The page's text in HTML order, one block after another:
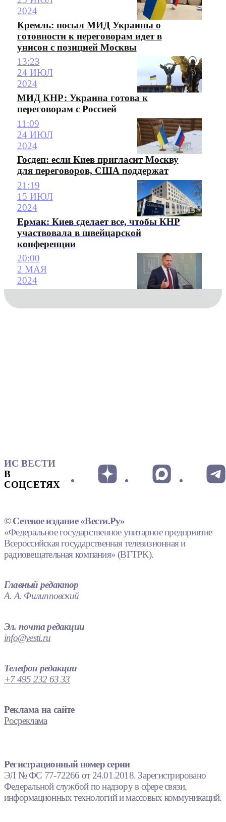
2024
Кремль: посыл МИД Украины о
готовности к переговорам идет в
унисон с позицией Москвы
13:23
24 ИЮЛ
2024
МИД КНР: Украина готова к
переговорам с Россией
11:09
24 ИЮЛ
2024
Госдеп: если Киев пригласит Москву
для переговоров, США поддержат
21:19
15 ИЮЛ
2024
Ермак: Киев сделает все, чтобы КНР
участвовала в швейцарской
конференции
20:00
2 МАЯ
2024
ИС ВЕСТИ
В
СОЦСЕТЯХ
© Сетевое издание «Вести.Ру»
«Федеральное государственное унитарное предприятие
Всероссийская государственная телевизионная и
радиовещательная компания» (ВГТРК).
Главный редактор
А. А. Филипповский
Эл. почта редакции
info@vesti.ru
Телефон редакции
+7 495 232 63 33
Реклама на сайте
Росреклама
Регистрационный номер серии
ЭЛ № ФС 77-72266 от 24.01.2018. Зарегистрировано
Федеральной службой по надзору в сфере связи,
информационных технологий и массовых коммуникаций.